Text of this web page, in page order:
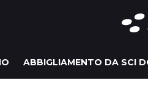
ABBIGLIAMENTO DA SCI